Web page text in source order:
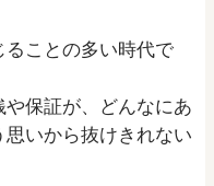
ことの多い時代で
保証が、どんなにあ
いから抜けきれない